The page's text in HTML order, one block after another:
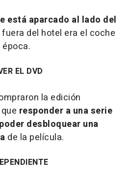
está aparcado al lado del
fuera del hotel era el coche
EL DVD
la edición
responder a una serie
desbloquear una
de la película.